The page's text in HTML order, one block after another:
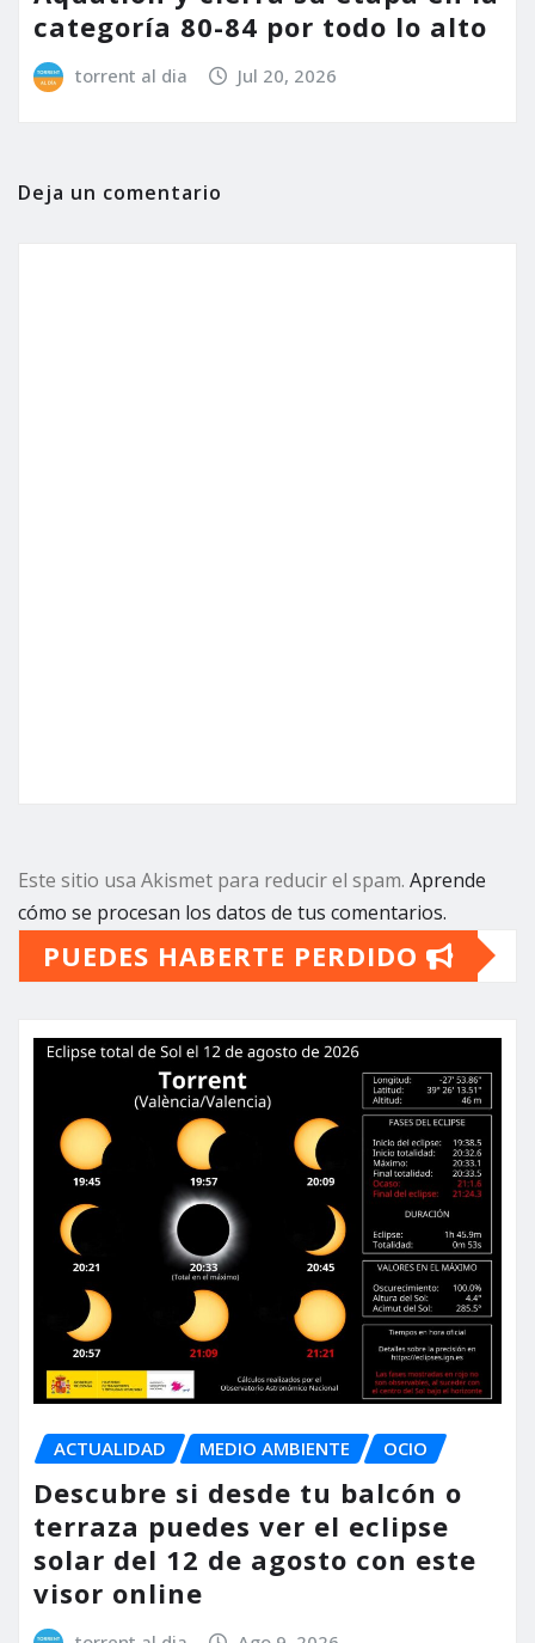
categoría 80-84 por todo lo alto
torrent al dia Jul 20, 2026
Deja un comentario
Este sitio usa Akismet para reducir el spam. Aprende
cómo se procesan los datos de tus comentarios.
PUEDES HABERTE PERDIDO
ACTUALIDAD MEDIO AMBIENTE OCIO
Descubre si desde tu balcón o
terraza puedes ver el eclipse
solar del 12 de agosto con este
visor online